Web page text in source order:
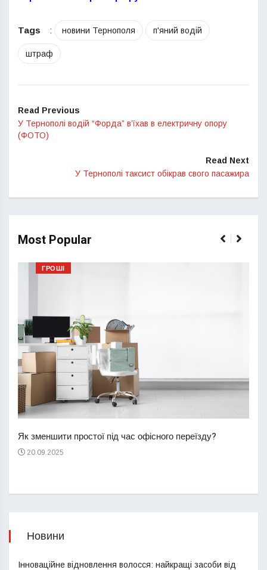
Tags : новини Тернополя п'яний водій
штраф
Read Previous
У Тернополі водій “Форда” в’їхав в електричну опору
(ФОТО)
Read Next
У Тернополі таксист обікрав свого пасажира
Most Popular
ГРОШІ
Як зменшити простої під час офісного переїзду?
20.09.2025
Новини
Інноваційне відновлення волосся: найкращі засоби від